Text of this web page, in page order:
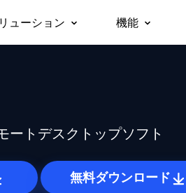
管理
ューション
どこからでも自分のPCに接続
リモートサポート
遠隔でお客様のITトラブルを解決
機能
許可
デバイ
ファイ
デバ
ートデスクトップソフト
無料ダウンロード